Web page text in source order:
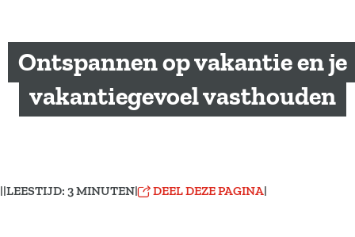
Ontspannen op vakantie en je
vakantiegevoel vasthouden
||LEESTIJD: 3 MINUTEN| DEEL DEZE PAGINA|